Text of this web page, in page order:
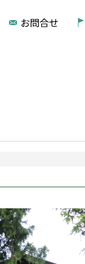
お問合せ